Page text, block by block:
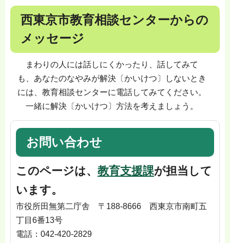
西東京市教育相談センターからの
メッセージ
まわりの人には話しにくかったり、話してみて
も、あなたのなやみが解決〔かいけつ〕しないとき
には、教育相談センターに電話してみてください。
一緒に解決〔かいけつ〕方法を考えましょう。
お問い合わせ
このページは、 教育支援課が担当して
います。
市役所田無第二庁舎 〒188-8666 西東京市南町五
丁目6番13号
電話：042-420-2829